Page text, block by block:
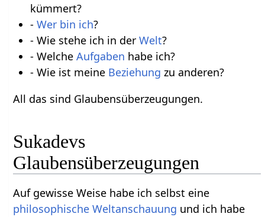
kümmert?
- Wer bin ich?
- Wie stehe ich in der Welt?
- Welche Aufgaben habe ich?
- Wie ist meine Beziehung zu anderen?
All das sind Glaubensüberzeugungen.
Sukadevs
Glaubensüberzeugungen
Auf gewisse Weise habe ich selbst eine
philosophische Weltanschauung und ich habe